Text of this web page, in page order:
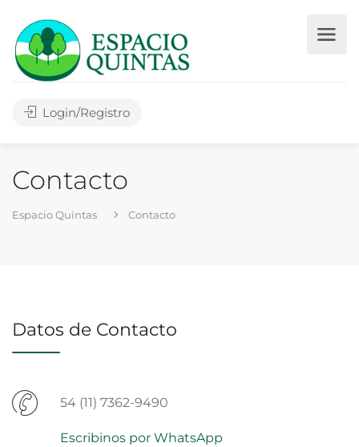
Login/Registro
Contacto
Espacio Quintas Contacto
Datos de Contacto
54 (11) 7362-9490
Escribinos por WhatsApp